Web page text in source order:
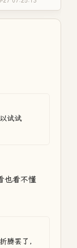
试试
也看不懂
腾罢了，